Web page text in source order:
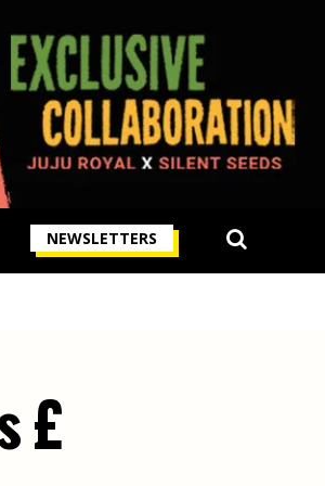
NEWSLETTERS
£